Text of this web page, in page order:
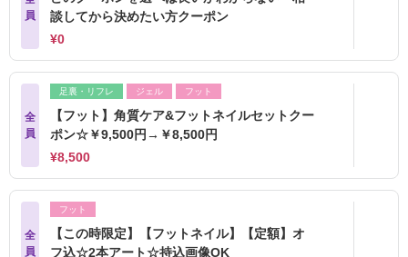
員
談してから決めたい方クーポン
¥0
全
員
足裏・リフレ ジェル フット
【フット】角質ケア&フットネイルセットクー
ポン☆￥9,500円→￥8,500円
¥8,500
全
員
フット
【この時限定】【フットネイル】【定額】オ
フ込☆2本アート☆持込画像OK